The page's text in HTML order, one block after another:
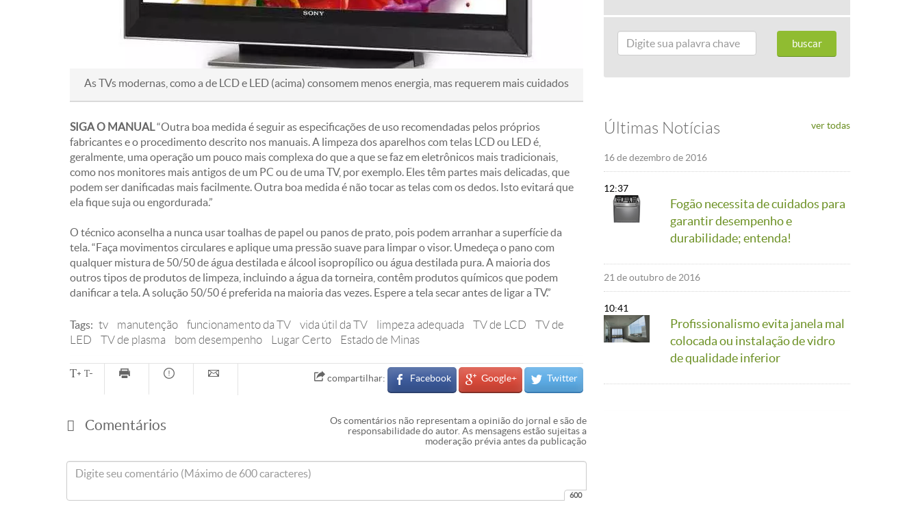
As TVs modernas, como a de LCD e LED (acima) consomem menos energia, mas requerem mais cuidados
SIGA O MANUAL“Outra boa medida é seguir as especificações de uso recomendadas pelos próprios
fabricantes e o procedimento descrito nos manuais. A limpeza dos aparelhos com telas LCD ou LED é,
geralmente, uma operação um pouco mais complexa do que a que se faz em eletrônicos mais tradicionais,
como nos monitores mais antigos de um PC ou de uma TV, por exemplo. Eles têm partes mais delicadas, que
podem ser danificadas mais facilmente. Outra boa medida é não tocar as telas com os dedos. Isto evitará que
ela fique suja ou engordurada.”
O técnico aconselha a nunca usar toalhas de papel ou panos de prato, pois podem arranhar a superfície da
tela. “Faça movimentos circulares e aplique uma pressão suave para limpar o visor. Umedeça o pano com
qualquer mistura de 50/50 de água destilada e álcool isopropílico ou água destilada pura. A maioria dos
outros tipos de produtos de limpeza, incluindo a água da torneira, contêm produtos químicos que podem
danificar a tela. A solução 50/50 é preferida na maioria das vezes. Espere a tela secar antes de ligar a TV.”
Tags: tv manutenção funcionamento da TV vida útil da TV limpeza adequada TV de LCD
TV de
LED
TV de plasma bom desempenho Lugar Certo Estado de Minas
compartilhar: Facebook Google+ Twitter
Comentários
Os comentários não representam a opinião do jornal e são de
responsabilidade do autor. As mensagens estão sujeitas a
moderação prévia antes da publicação
600
Últimas Notícias ver todas
16 de dezembro de 2016
12:37
Fogão necessita de cuidados para
garantir desempenho e
durabilidade; entenda!
21 de outubro de 2016
10:41
Profissionalismo evita janela mal
colocada ou instalação de vidro
de qualidade inferior